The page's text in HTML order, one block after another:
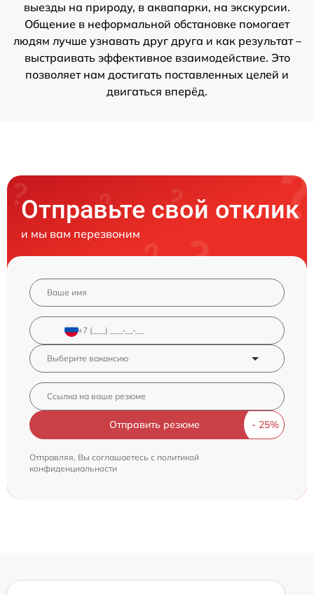
выезды на природу, в аквапарки, на экскурсии.
Общение в неформальной обстановке помогает
людям лучше узнавать друг друга и как результат –
выстраивать эффективное взаимодействие. Это
позволяет нам достигать поставленных целей и
двигаться вперёд.
Отправьте свой отклик
и мы вам перезвоним
Отправить резюме
Отправляя, Вы соглашаетесь с политикой
конфиденциальности